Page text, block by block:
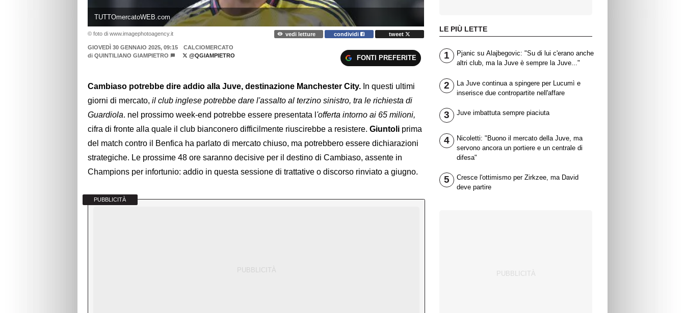
TUTTOmercatoWEB.com
© foto di www.imagephotoagency.it vedi letture condividi tweet
GIOVEDÌ 30 GENNAIO 2025, 09:15
CALCIOMERCATO
di QUINTILIANO GIAMPIETRO @QGIAMPIETRO FONTI PREFERITE
Cambiaso potrebbe dire addio alla Juve, destinazione Manchester City. In questi ultimi
giorni di mercato, il club inglese potrebbe dare l'assalto al terzino sinistro, tra le richiesta di
Guardiola. nel prossimo week-end potrebbe essere presentata l 'offerta intorno ai 65 milioni,
cifra di fronte alla quale il club bianconero difficilmente riuscirebbe a resistere. Giuntoli prima
del match contro il Benfica ha parlato di mercato chiuso, ma potrebbero essere dichiarazioni
strategiche. Le prossime 48 ore saranno decisive per il destino di Cambiaso, assente in
Champions per infortunio: addio in questa sessione di trattative o discorso rinviato a giugno.
PUBBLICITÀ
LE PIÙ LETTE
1
Pjanic su Alajbegovic: "Su di lui c'erano anche
altri club, ma la Juve è sempre la Juve..."
2
La Juve continua a spingere per Lucumì e
inserisce due contropartite nell'affare
3 Juve imbattuta sempre piaciuta
4
Nicoletti: "Buono il mercato della Juve, ma
servono ancora un portiere e un centrale di
difesa"
5
Cresce l'ottimismo per Zirkzee, ma David
deve partire